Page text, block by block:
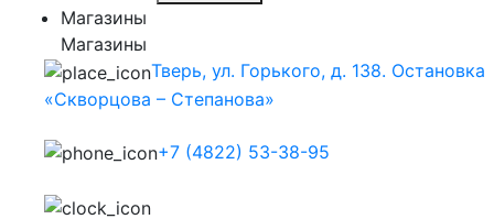
Магазины
Магазины
Тверь, ул. Горького, д. 138. Остановка
«Скворцова – Степанова»
+7 (4822) 53-38-95